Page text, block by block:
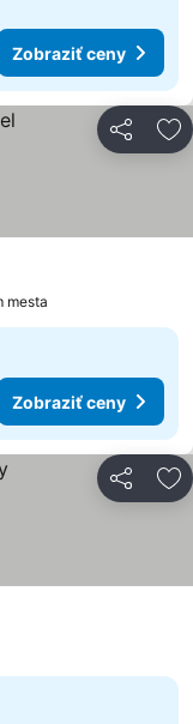
Zobraziť ceny
Zdieľať
mesta
Zobraziť ceny
Zdieľať